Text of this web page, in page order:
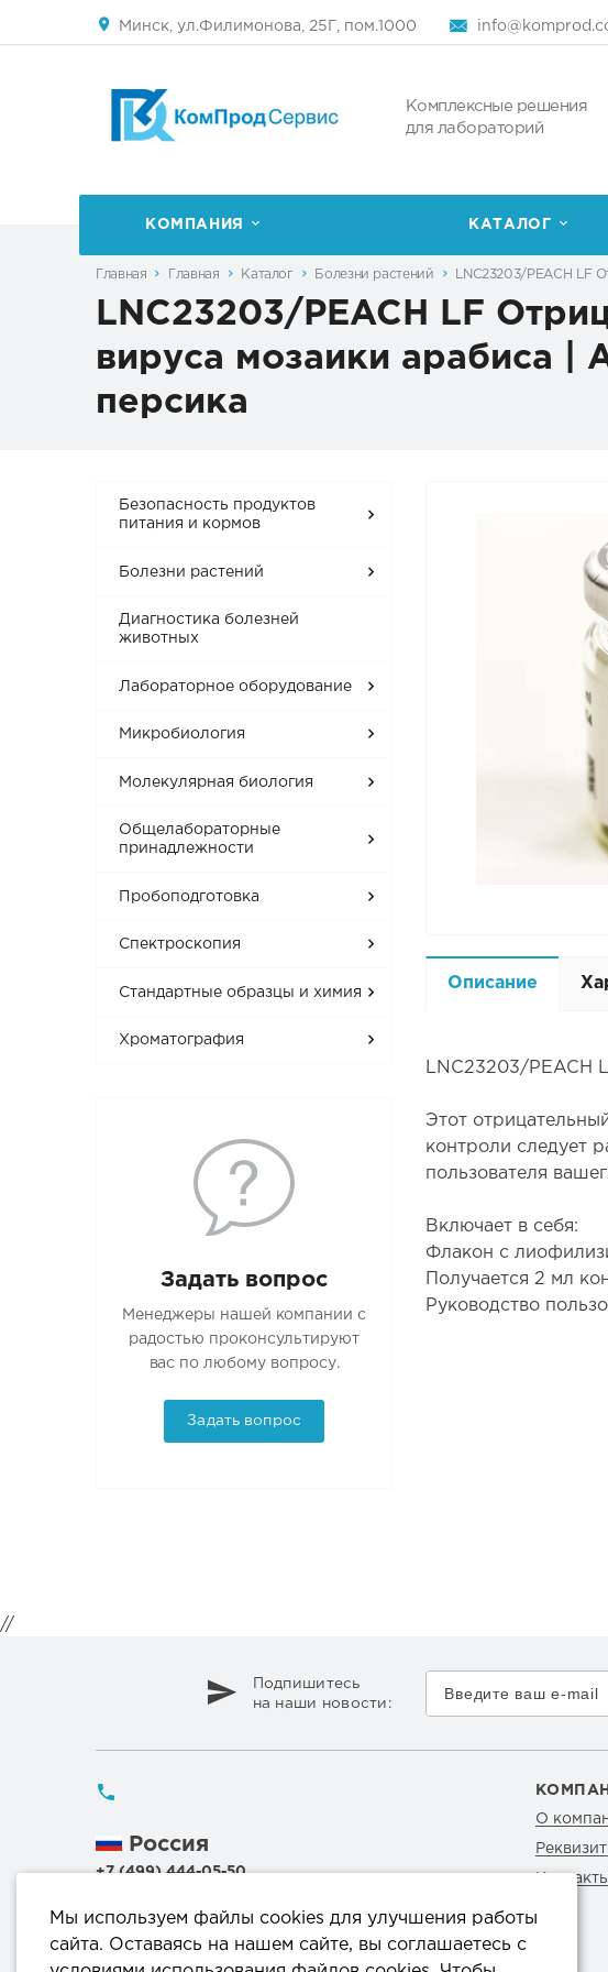
Минск, ул.Филимонова, 25Г, пом.1000
Комплексные решения
для лабораторий
КОМПАНИЯ КАТАЛОГ
Главная Главная Каталог Болезни растений LNC23203/PEACH LF
LNC23203/PEACH LF
вируса мозаики арабиса |
персика
Безопасность продуктов
питания и кормов
Болезни растений
Диагностика болезней
животных
Лабораторное оборудование
Микробиология
Молекулярная биология
Общелабораторные
принадлежности
Пробоподготовка
Спектроскопия
Стандартные образцы и химия
Хроматография
Задать вопрос
Менеджеры нашей компании с
радостью проконсультируют
вас по любому вопросу.
Задать вопрос
Описание
LNC23203/PEACH
Этот
контроли следует
пользователя
Включает в себя:
Флакон с
Получается 2 мл
Руководство
//
Подпишитесь
на наши новости:
Россия
+7 (499) 444-05-50
+375 (17) 336 50 54
+375 (29) 199 00 44
О
Контакты
Мы используем файлы cookies для улучшения работы
сайта. Оставаясь на нашем сайте, вы соглашаетесь с